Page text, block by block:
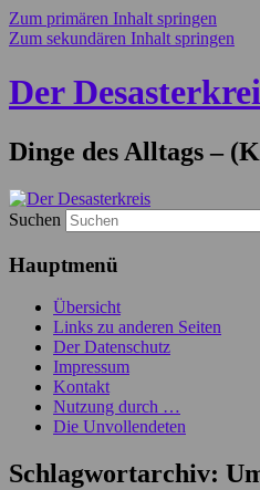
Zum primären Inhalt springen
Zum sekundären Inhalt springen
Der
Dinge des Alltags –
Suchen
Hauptmenü
Übersicht
Links zu anderen Seiten
Der Datenschutz
Impressum
Kontakt
Nutzung durch …
Die Unvollendeten
Schlagwortarchiv: